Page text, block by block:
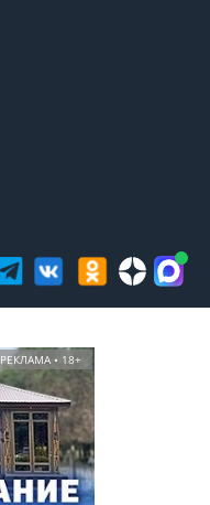
РЕКЛАМА • 18+